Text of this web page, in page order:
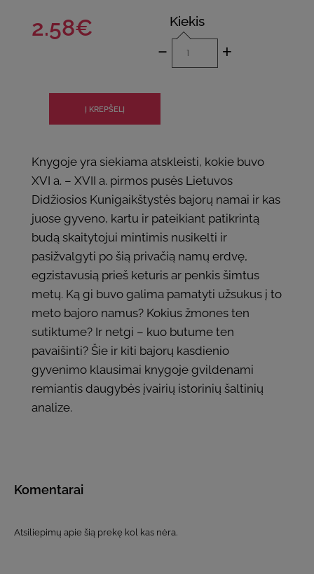
2.58€ Kiekis
- +
Knygoje yra siekiama atskleisti, kokie buvo
XVI a. – XVII a. pirmos pusės Lietuvos
Didžiosios Kunigaikštystės bajorų namai ir kas
juose gyveno, kartu ir pateikiant patikrintą
budą skaitytojui mintimis nusikelti ir
pasižvalgyti po šią privačią namų erdvę,
egzistavusią prieš keturis ar penkis šimtus
metų. Ką gi buvo galima pamatyti užsukus į to
meto bajoro namus? Kokius žmones ten
sutiktume? Ir netgi – kuo butume ten
pavaišinti? Šie ir kiti bajorų kasdienio
gyvenimo klausimai knygoje gvildenami
remiantis daugybės įvairių istorinių šaltinių
analize.
Komentarai
Atsiliepimų apie šią prekę kol kas nėra.